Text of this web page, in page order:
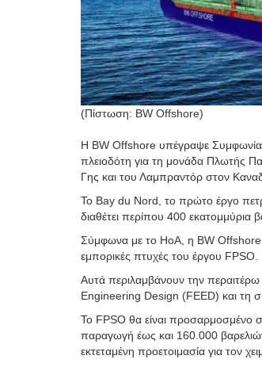
(Πίστωση: BW Offshore)
Η BW Offshore υπέγραψε Συμφωνία
πλειοδότη για τη μονάδα Πλωτής
Γης και του Λαμπραντόρ στον
Το Bay du Nord, το πρώτο έργο
διαθέτει περίπου 400 εκατομμύρια
Σύμφωνα με το HoA, η BW Offshore
εμπορικές πτυχές του έργου FPSO.
Αυτά περιλαμβάνουν την
Engineering Design (FEED) και τη
Το FPSO θα είναι προσαρμοσμένο
παραγωγή έως και 160.000
εκτεταμένη προετοιμασία για τον